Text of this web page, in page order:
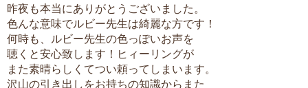
昨夜も本当にありがとうございました。
色んな意味でルビー先生は綺麗な方です！
何時も、ルビー先生の色っぽいお声を
聴くと安心致します！ヒィーリングが
また素晴らしくてつい頼ってしまいます。
沢山の引き出しをお持ちの知識からまた